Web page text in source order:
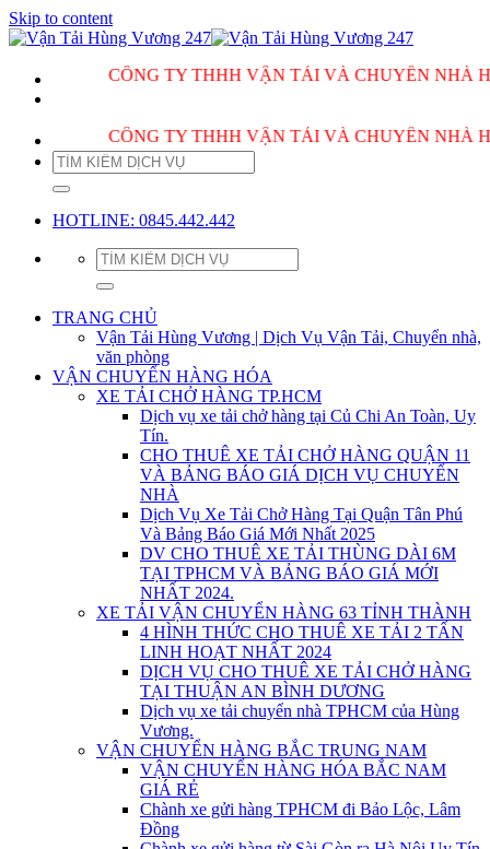
Skip to content
CÔNG TY THHH VẬN TẢI VÀ CHUYỂN NHÀ HÙNG
CÔNG TY THHH VẬN TẢI VÀ CHUYỂN NHÀ HÙNG
HOTLINE: 0845.442.442
TRANG CHỦ
Vận Tải Hùng Vương | Dịch Vụ Vận Tải, Chuyển nhà,
văn phòng
VẬN CHUYỂN HÀNG HÓA
XE TẢI CHỞ HÀNG TP.HCM
Dịch vụ xe tải chở hàng tại Củ Chi An Toàn, Uy
Tín.
CHO THUÊ XE TẢI CHỞ HÀNG QUẬN 11
VÀ BẢNG BÁO GIÁ DỊCH VỤ CHUYỂN
NHÀ
Dịch Vụ Xe Tải Chở Hàng Tại Quận Tân Phú
Và Bảng Báo Giá Mới Nhất 2025
DV CHO THUÊ XE TẢI THÙNG DÀI 6M
TẠI TPHCM VÀ BẢNG BÁO GIÁ MỚI
NHẤT 2024.
XE TẢI VẬN CHUYỂN HÀNG 63 TỈNH THÀNH
4 HÌNH THỨC CHO THUÊ XE TẢI 2 TẤN
LINH HOẠT NHẤT 2024
DỊCH VỤ CHO THUÊ XE TẢI CHỞ HÀNG
TẠI THUẬN AN BÌNH DƯƠNG
Dịch vụ xe tải chuyển nhà TPHCM của Hùng
Vương.
VẬN CHUYỂN HÀNG BẮC TRUNG NAM
VẬN CHUYỂN HÀNG HÓA BẮC NAM
GIÁ RẺ
Chành xe gửi hàng TPHCM đi Bảo Lộc, Lâm
Đồng